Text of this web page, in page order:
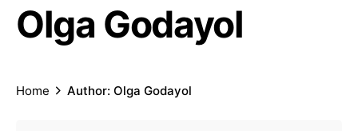
Olga Godayol
Home Author: Olga Godayol